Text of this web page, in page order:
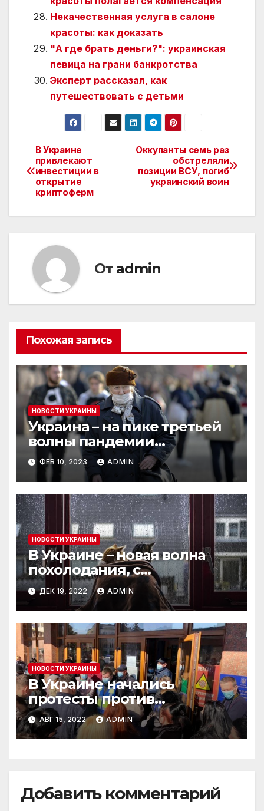
Некачественная услуга в салоне
красоты: как доказать
"А где брать деньги?": украинская
певица на грани банкротства
Эксперт рассказал, как
путешествовать с детьми
Навигация
по
записям
Оккупанты семь раз
обстреляли
позиции ВСУ, погиб
украинский воин
В Украине
привлекают
инвестиции в
открытие
криптоферм
От admin
Похожая запись
НОВОСТИ УКРАИНЫ
Украина – на пике третьей
волны пандемии
коронавируса
ФЕВ 10, 2023 ADMIN
НОВОСТИ УКРАИНЫ
В Украине – новая волна
похолодания, с
заморозками и со снегом
ДЕК 19, 2022 ADMIN
НОВОСТИ УКРАИНЫ
В Украине начались
протесты против
карантинных ограничений
АВГ 15, 2022 ADMIN
Добавить комментарий